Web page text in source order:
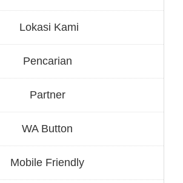
Lokasi Kami
Pencarian
Partner
WA Button
Mobile Friendly